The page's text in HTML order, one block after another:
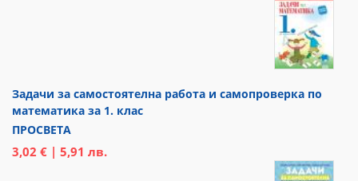
Задачи за самостоятелна работа и самопроверка по
математика за 1. клас
ПРОСВЕТА
3,02 € | 5,91 лв.